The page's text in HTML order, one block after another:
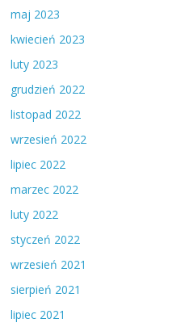
maj 2023
kwiecień 2023
luty 2023
grudzień 2022
listopad 2022
wrzesień 2022
lipiec 2022
marzec 2022
luty 2022
styczeń 2022
wrzesień 2021
sierpień 2021
lipiec 2021